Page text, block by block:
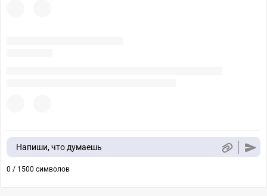
Напиши, что думаешь
0 / 1500 символов